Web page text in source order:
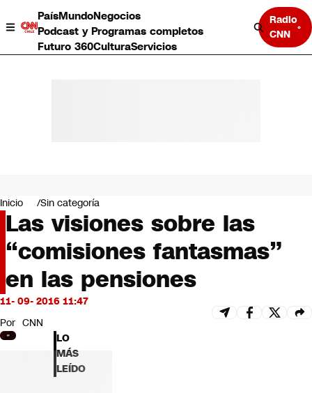
PaísMundoNegocios
Podcast y Programas completos
Futuro 360CulturaServicios
Radio
CNN
Negocios
Deportes
Programas completos
Cultura
Servicios
Bits
CNN tiempo
Futuro 360
Opinión
Inicio Sin categoría
Las visiones sobre las
“comisiones fantasmas”
en las pensiones
11- 09- 2016 11:47
Por CNN
LO
MÁS
LEÍDO